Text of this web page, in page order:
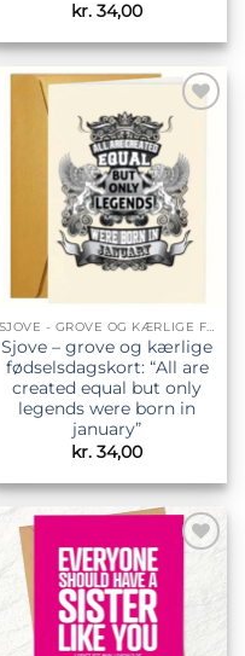
kr. 34,00
Tilføj til
ønskeliste
SJOVE - GROVE OG KÆRLIGE FØDSELSDAGSKORT
Sjove – grove og kærlige
fødselsdagskort: “All are
created equal but only
legends were born in
january”
kr. 34,00
Tilføj til
ønskeliste